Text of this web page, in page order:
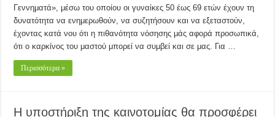
Γεννηματά», μέσω του οποίου οι γυναίκες 50 έως 69 ετών έχουν τη
δυνατότητα να ενημερωθούν, να συζητήσουν και να εξεταστούν,
έχοντας κατά νου ότι η πιθανότητα νόσησης μάς αφορά προσωπικά,
ότι ο καρκίνος του μαστού μπορεί να συμβεί και σε μας. Για …
Περισσότερα »
Η υποστήριξη της καινοτομίας θα προσφέρει